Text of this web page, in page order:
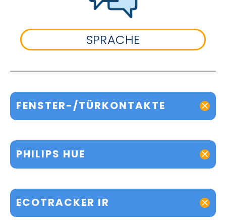
SPRACHE
FENSTER-/TÜRKONTAKTE
PHILIPS HUE
ECOTRACKER IR